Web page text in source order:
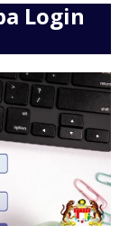
Login